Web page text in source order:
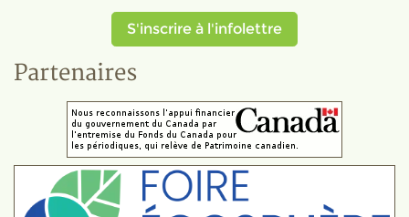
S'inscrire à l'infolettre
Partenaires